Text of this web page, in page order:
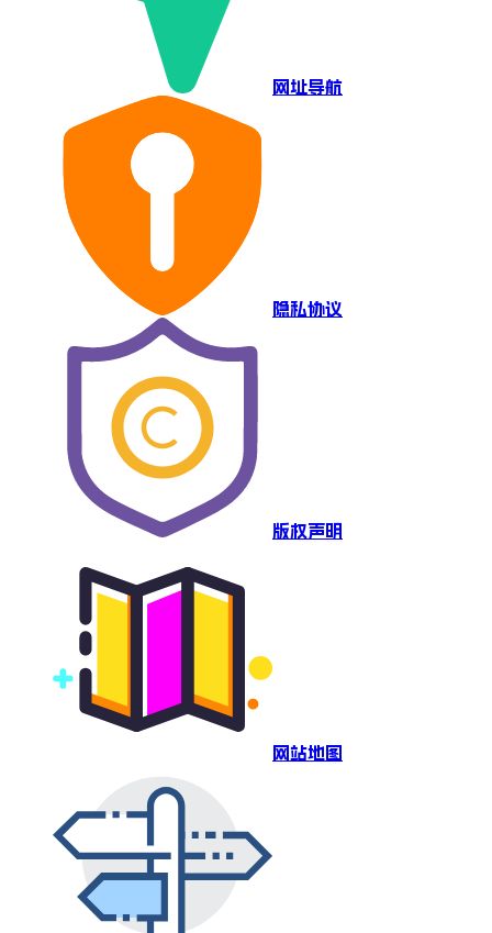
网址导航
隐私协议
版权声明
网站地图